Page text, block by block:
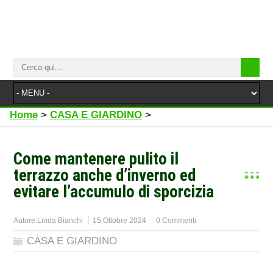
Home > CASA E GIARDINO >
Come mantenere pulito il
terrazzo anche d’inverno ed
evitare l’accumulo di sporcizia
Autore:Linda Bianchi 15 Ottobre 2024 0 Commenti
CASA E GIARDINO